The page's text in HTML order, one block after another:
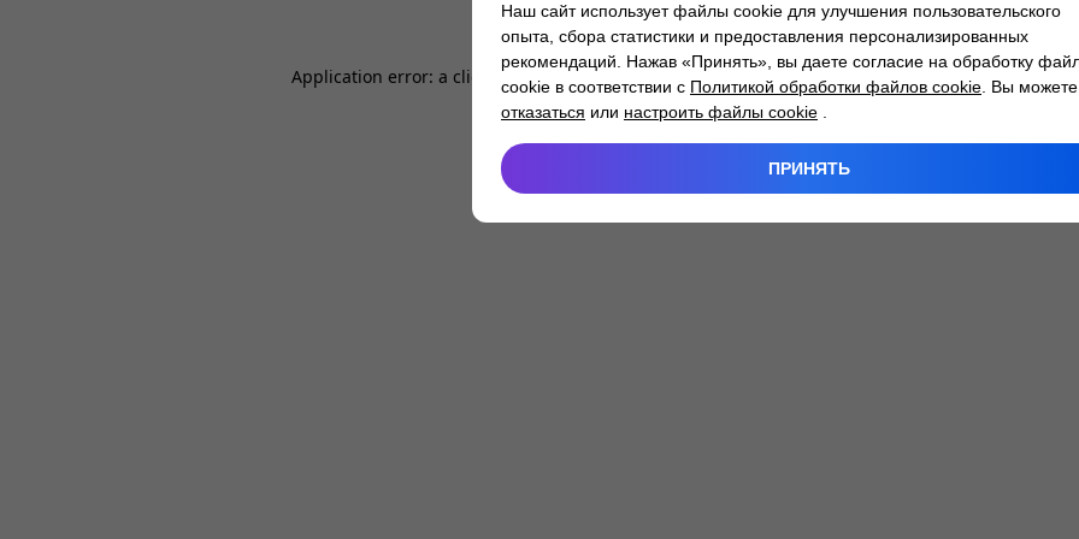
Application error: a client -side exception has occurred while loading atlantm.by (see the
Наш сайт использует файлы cookie для улучшения пользовательского
опыта, сбора статистики и предоставления персонализированных
рекомендаций. Нажав «Принять», вы даете согласие на обработку
cookie в соответствии с Политикой обработки файлов cookie . Вы можете
отказаться или настроить файлы cookie
ПРИНЯТЬ